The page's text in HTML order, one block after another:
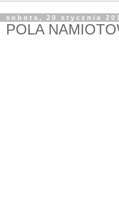
sobota, 20 stycznia
POLA